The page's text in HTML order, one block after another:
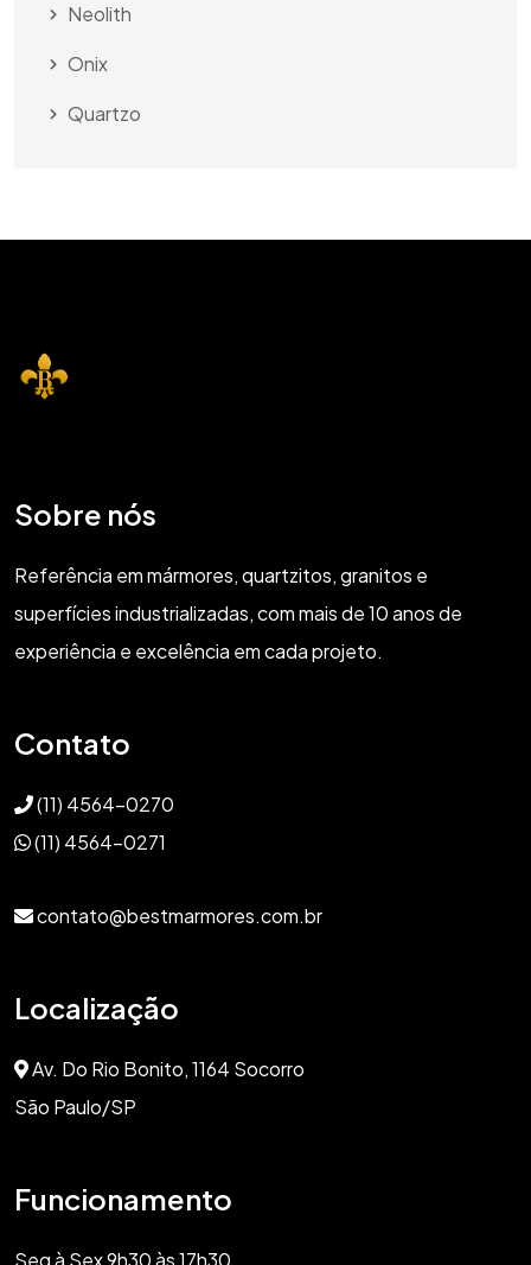
Neolith
Onix
Quartzo
Sobre nós
Referência em mármores, quartzitos, granitos e
superfícies industrializadas, com mais de 10 anos de
experiência e excelência em cada projeto.
Contato
(11) 4564-0270
(11) 4564-0271
contato@bestmarmores.com.br
Localização
Av. Do Rio Bonito, 1164 Socorro
São Paulo/SP
Funcionamento
Seg à Sex 9h30 às 17h30